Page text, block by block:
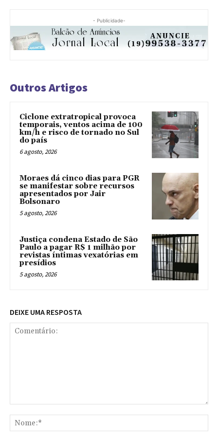
- Publicidade-
Outros Artigos
Ciclone extratropical provoca
temporais, ventos acima de 100
km/h e risco de tornado no Sul
do país
6 agosto, 2026
Moraes dá cinco dias para PGR
se manifestar sobre recursos
apresentados por Jair
Bolsonaro
5 agosto, 2026
Justiça condena Estado de São
Paulo a pagar R$ 1 milhão por
revistas íntimas vexatórias em
presídios
5 agosto, 2026
DEIXE UMA RESPOSTA